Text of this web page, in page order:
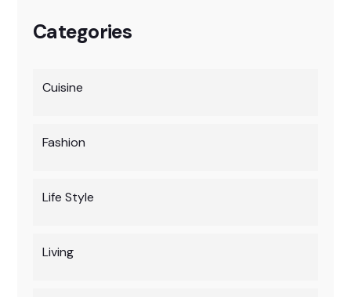
Categories
Cuisine
Fashion
Life Style
Living